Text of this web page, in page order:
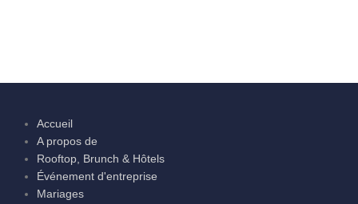
Accueil
A propos de
Rooftop, Brunch & Hôtels
Événement d'entreprise
Mariages